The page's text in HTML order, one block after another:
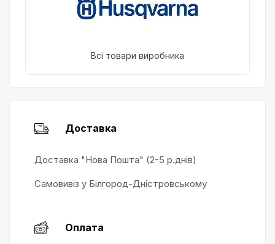
Всі товари виробника
Доставка
Доставка "Нова Пошта" (2-5 р.днів)
Самовивіз у Білгород-Дністровському
Оплата